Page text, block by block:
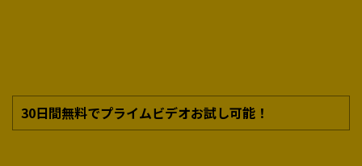
30日間無料でプライムビデオお試し可能！